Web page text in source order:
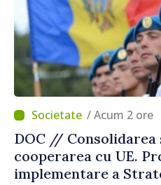
/ Acum 2 ore
DOC //
cooperarea cu UE.
implementare a